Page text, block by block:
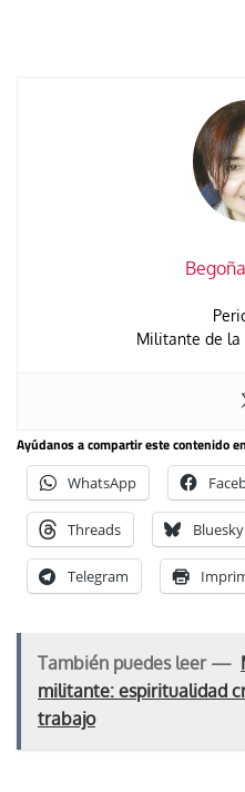
Militante de la
Ayúdanos a compartir este contenido
WhatsApp
Threads Bluesky
Telegram
También puedes leer —
militante: espiritualidad
trabajo